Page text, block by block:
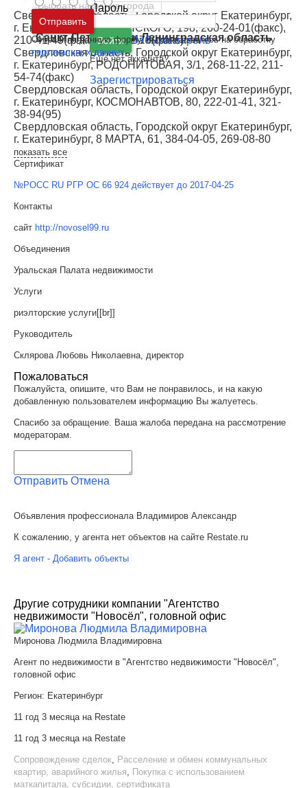
Москва и
Московская область
Санкт-Петербург иЛенинградская область
Пароль
Войти Забыли пароль
Ещё нет аккаунта?
Зарегистрироваться
Свердловская область, Городской округ Екатеринбург,
г. Екатеринбург, БЕЛИНСКОГО, 198, 260-24-01(факс),
210-41-49(факс), 260-62-78(факс)
Свердловская область, Городской округ Екатеринбург,
г. Екатеринбург, РОДОНИТОВАЯ, 3/1, 268-11-22, 211-
54-74(факс)
Свердловская область, Городской округ Екатеринбург,
г. Екатеринбург, КОСМОНАВТОВ, 80, 222-01-41, 321-
38-94(95)
Свердловская область, Городской округ Екатеринбург,
г. Екатеринбург, 8 МАРТА, 61, 384-04-05, 269-08-80
показать все
Сертификат
№РОСС RU РГР ОС 66 924 действует до 2017-04-25
Контакты
сайт http://novosel99.ru
Объединения
Уральская Палата недвижимости
Услуги
риэлторские услуги[[br]]
Руководитель
Склярова Любовь Николаевна, директор
Пожаловаться
Пожалуйста, опишите, что Вам не понравилось, и на какую
добавленную пользователем информацию Вы жалуетесь.
Спасибо за обращение. Ваша жалоба передана на рассмотрение
модераторам.
Отправить Отмена
Объявления профессионала Владимиров Александр
К сожалению, у агента нет объектов на сайте Restate.ru
Я агент - Добавить объекты
Другие сотрудники компании "Агентство
недвижимости "Новосёл", головной офис
Миронова Людмила Владимировна
Агент по недвижимости в "Агентство недвижимости "Новосёл",
головной офис
Регион: Екатеринбург
11 год 3 месяца на Restate
11 год 3 месяца на Restate
Сопровождение сделок Расселение и обмен коммунальных
квартир, аварийного жилья
Покупка с использованием
маткапитала, субсидии, сертификата
Отправить
Отправляя данную форму, вы соглашаетесь на обработку
персональных данных